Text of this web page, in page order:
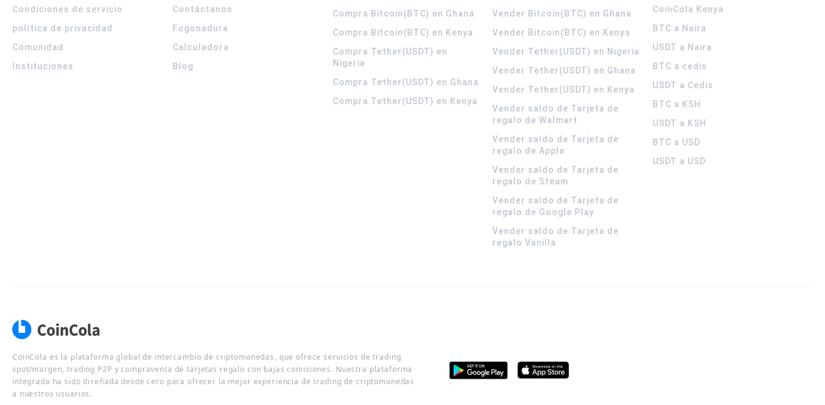
Condiciones de servicio
política de privacidad
Comunidad
Instituciones
Contáctanos
Fogonadura
Calculadora
Blog
Compra Bitcoin(BTC) en Ghana
Compra Bitcoin(BTC) en Kenya
Compra Tether(USDT) en
Nigeria
Compra Tether(USDT) en Ghana
Compra Tether(USDT) en Kenya
Vender Bitcoin(BTC) en Ghana
Vender Bitcoin(BTC) en Kenya
Vender Tether(USDT) en Nigeria
Vender Tether(USDT) en Ghana
Vender Tether(USDT) en Kenya
Vender saldo de Tarjeta de
regalo de Walmart
Vender saldo de Tarjeta de
regalo de Apple
Vender saldo de Tarjeta de
regalo de Steam
Vender saldo de Tarjeta de
regalo de Google Play
Vender saldo de Tarjeta de
regalo Vanilla
CoinCola Kenya
BTC a Naira
USDT a Naira
BTC a cedis
USDT a Cedis
BTC a KSH
USDT a KSH
BTC a USD
USDT a USD
CoinCola es la plataforma global de intercambio de criptomonedas, que ofrece servicios de trading
spot/margen, trading P2P y compraventa de tarjetas regalo con bajas comisiones. Nuestra plataforma
integrada ha sido diseñada desde cero para ofrecer la mejor experiencia de trading de criptomonedas
a nuestros usuarios.